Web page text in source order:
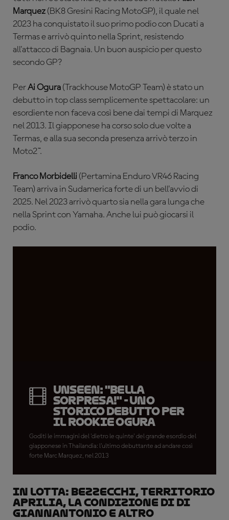
Marquez (BK8 Gresini Racing MotoGP), il quale nel
2023 ha conquistato il suo primo podio con Ducati a
Termas e arrivò quinto nella Sprint, resistendo
all'attacco di Bagnaia. Un buon auspicio per questo
secondo GP?
PerAi Ogura (Trackhouse MotoGP Team) è stato un
debutto in top class semplicemente spettacolare: un
esordiente non faceva così bene dai tempi di Marquez
nel 2013. Il giapponese ha corso solo due volte a
Termas, e alla sua seconda presenza arrivò terzo in
Moto2™.
Franco Morbidelli (Pertamina Enduro VR46 Racing
Team) arriva in Sudamerica forte di un bell'avvio di
2025. Nel 2023 arrivò quarto sia nella gara lunga che
nella Sprint con Yamaha. Anche lui può giocarsi il
podio.
UNSEEN: "Bella
sorpresa!" - uno
storico debutto per
il rookie Ogura
Goditi le immagini del 'dietro le quinte' del grande esordio del
giapponese in Thailandia: l'ultimo debuttante ad andare così
forte Marc Marquez, nel 2013
IN LOTTA: Bezzecchi, territorio
Aprilia, la condizione di Di
Giannantonio e altro